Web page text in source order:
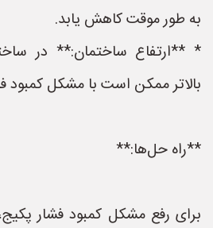
به طور موقت کاهش یابد.
* **ارتفاع ساختمان:** در
بالاتر ممکن است با مشکل کمبود
**راه حل‌ها:**
برای رفع مشکل کمبود فشار